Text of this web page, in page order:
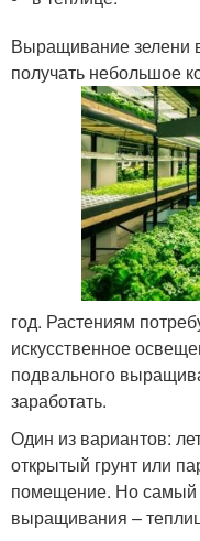
Выращивание зелени
получать небольшое
год. Растениям
искусственное
подвального
заработать.
Один из вариантов:
открытый грунт или
помещение. Но
выращивания –